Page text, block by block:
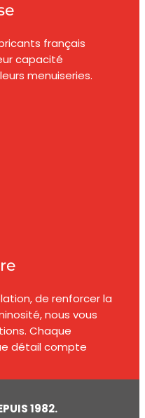
français
capacité
menuiseries.
de renforcer la
nous vous
Chaque
détail compte
1982.